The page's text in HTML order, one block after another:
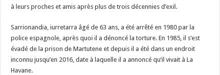
à leurs proches et amis après plus de trois décennies d’exil.
Sarrionandia, iurretarra âgé de 63 ans, a été arrêté en 1980 par la
police espagnole, après quoi il a dénoncé la torture. En 1985, il s’est
évadé de la prison de Martutene et depuis il a été dans un endroit
inconnu jusqu’en 2016, date à laquelle il a annoncé qu’il vivait à La
Havane.